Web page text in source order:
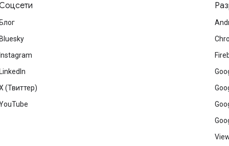
Блог
Bluesky
Instagram
LinkedIn
(Твиттер)